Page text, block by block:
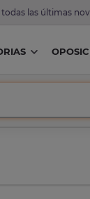
las últimas